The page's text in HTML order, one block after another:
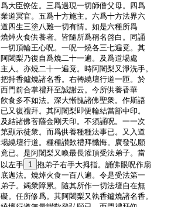
爲大臣僚佐。三爲過現一切師僧父母。四爲
業道冥官。五爲十方施主。六爲十方法界六
道四生三塗八難一切有情。如是六種所爲
燒焯火食供養者。皆隨所爲稱名啓白。同誦
一切頂輪王心呪。一呪一燒各三七遍竟。其
阿闍梨乃復自爲燒二十一遍。及爲道場處
主人。亦燒二十一遍竟。時阿闍梨又淨洗手。
把持香鑪燒諸名香。右轉繞壇行道一匝。於
西門前合掌禮拜至誠謝云。今所供養香華
飮食多不如法。深大慚愧諸佛聖衆。作斯語
已又復禮拜。其阿闍梨即便輪結當部中印。
及結諸佛菩薩金剛天印。不須誦呪。一一次
第顯示徒衆。而爲供養種種法事已。又入道
場繞壇行道。種種讃歎禮拜懺悔。廣發弘願
竟已。是阿闍梨又喚最長灌頂受法弟子。當
以左手 1 抱弟子右手大拇指。誦佛眼呪作扇
底迦法。燒焯火食一百八遍。令是受法第一
弟子。蠲衆障累。隨其所作一切法壇自在無
礙。任所修爲。其阿闍梨又執香鑪燒諸名香。